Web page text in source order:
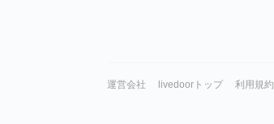
運営会社 livedoorトップ 利用規約